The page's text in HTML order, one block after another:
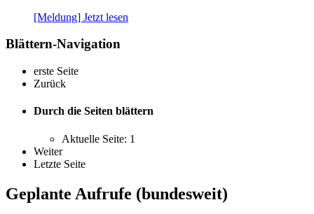
[Meldung] Jetzt lesen
Blättern-Navigation
erste Seite
Zurück
Durch die Seiten blättern
Aktuelle Seite: 1
Weiter
Letzte Seite
Geplante Aufrufe (bundesweit)